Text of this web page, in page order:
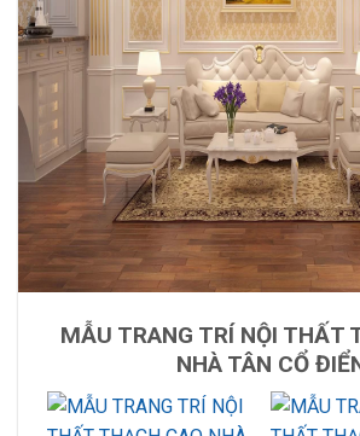
MẪU TRANG TRÍ NỘI THẤT
NHÀ TÂN CỔ